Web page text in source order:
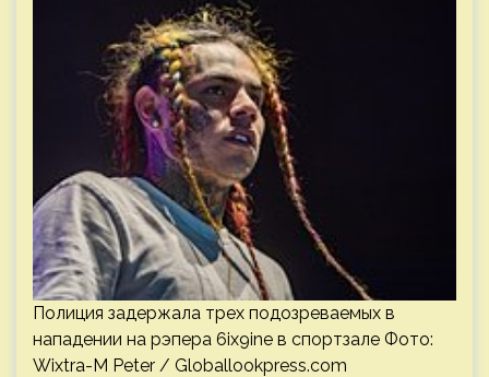
Полиция задержала трех подозреваемых в
нападении на рэпера 6ix9ine в спортзале Фото:
Wixtra-M Peter / Globallookpress.com